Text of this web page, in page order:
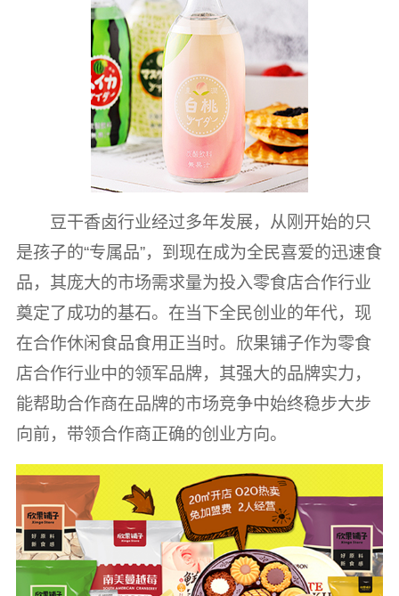
豆干香卤行业经过多年发展，从刚开始的只
是孩子的“专属品”，到现在成为全民喜爱的迅速食
品，其庞大的市场需求量为投入零食店合作行业
奠定了成功的基石。在当下全民创业的年代，现
在合作休闲食品食用正当时。欣果铺子作为零食
店合作行业中的领军品牌，其强大的品牌实力，
能帮助合作商在品牌的市场竞争中始终稳步大步
向前，带领合作商正确的创业方向。